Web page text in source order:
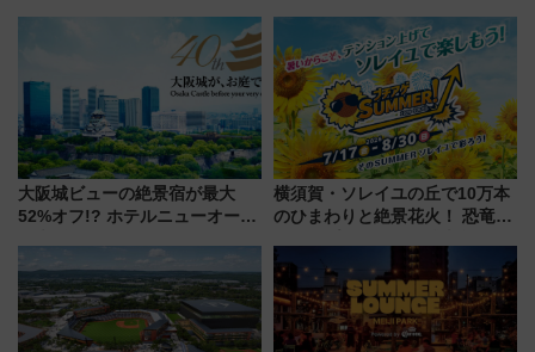
族旅行！ 深夜の正丸トンネル探
検や特急ラビューも
大阪城ビューの絶景宿が最大
52%オフ!? ホテルニューオータ
る方法（8月20日まで！）
横須賀・ソレイユの丘で10万本
のひまわりと絶景花火！ 恐竜や
帰りお出かけ最新情報（2026年
7月17日～開催）